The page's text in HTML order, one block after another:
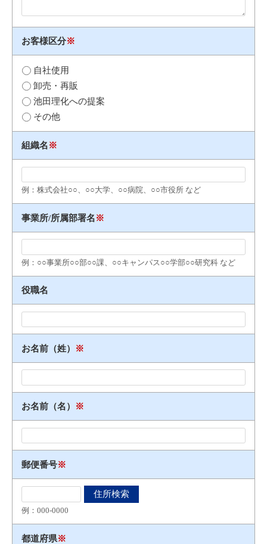
お客様区分※
自社使用
卸売・再販
池田理化への提案
その他
組織名※
例：株式会社○○、○○大学、○○病院、○○市役所 など
事業所/所属部署名※
例：○○事業所○○部○○課、○○キャンパス○○学部○○研究科 など
役職名
お名前（姓） ※
お名前（名） ※
郵便番号※
例：000​-​0000
都道府県※